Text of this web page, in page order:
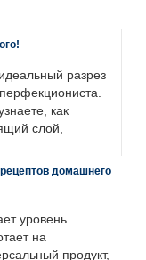
разрез
как
слой,
домашнего
уровень
на
продукт,